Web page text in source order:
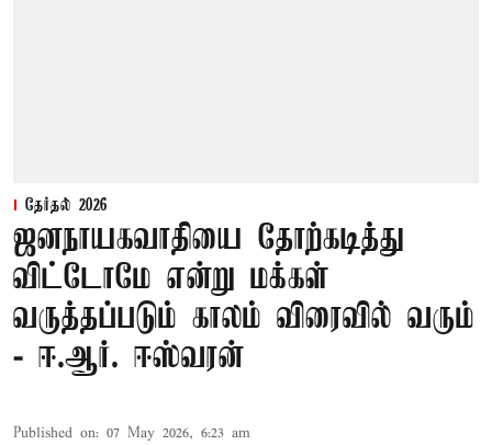
தேர்தல் 2026
ஜனநாயகவாதியை தோற்கடித்து
விட்டோமே என்று மக்கள்
வருத்தப்படும் காலம் விரைவில் வரும்
- ஈ.ஆர். ஈஸ்வரன்
Published on: 07 May 2026, 6:23 am